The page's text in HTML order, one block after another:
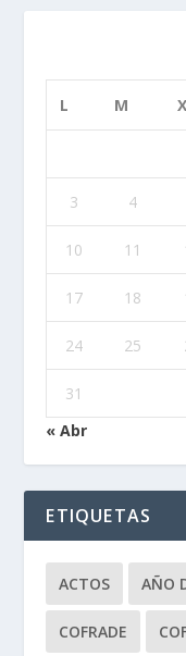
L M X
3 4
10 11
17 18
24 25
31
« Abr
ETIQUETAS
ACTOS AÑO
COFRADE